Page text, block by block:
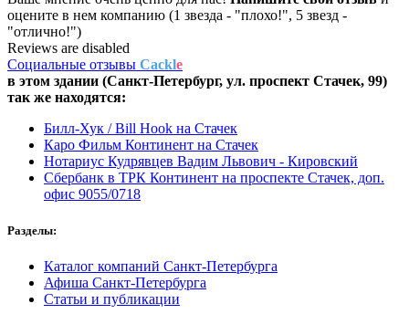
оцените в нем компанию (1 звезда - "плохо!", 5 звезд -
"отлично!")
Reviews are disabled
Социальные отзывы Cackle
в этом здании (Санкт-Петербург, ул. проспект Стачек, 99)
так же находятся:
Билл-Хук / Bill Hook на Стачек
Каро Фильм Континент на Стачек
Нотариус Кудрявцев Вадим Львович - Кировский
Сбербанк в ТРК Континент на проспекте Стачек, доп.
офис 9055/0718
Разделы:
Каталог компаний Санкт-Петербурга
Афиша Санкт-Петербурга
Статьи и публикации